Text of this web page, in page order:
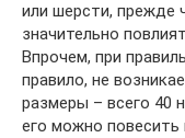
или шерсти, прежде
значительно
Впрочем, при
правило, не
размеры – всего 40
его можно повесить